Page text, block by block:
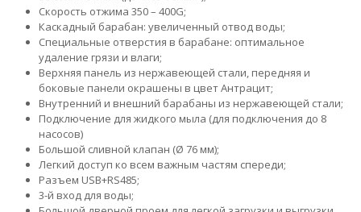
Скорость отжима 350 – 400G;
Каскадный барабан: увеличенный отвод воды;
Специальные отверстия в барабане: оптимальное
удаление грязи и влаги;
Верхняя панель из нержавеющей стали, передняя и
боковые панели окрашены в цвет Антрацит;
Внутренний и внешний барабаны из нержавеющей стали;
Подключение для жидкого мыла (для подключения до 8
насосов)
Большой сливной клапан (Ø 76 мм);
Легкий доступ ко всем важным частям спереди;
Разъем USB+RS485;
3-й вход для воды;